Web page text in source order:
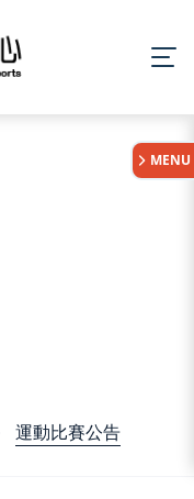
運動比賽公告
MENU